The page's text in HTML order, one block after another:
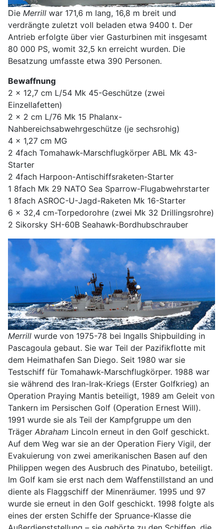
Die Merrill war 171,6 m lang, 16,8 m breit und
verdrängte zuletzt voll beladen etwa 9400 t. Der
Antrieb erfolgte über vier Gasturbinen mit insgesamt
80 000 PS, womit 32,5 kn erreicht wurden. Die
Besatzung umfasste etwa 390 Personen.
Bewaffnung
2 x 12,7 cm L/54 Mk 45-Geschütze (zwei
Einzellafetten)
2 x 2 cm L/76 Mk 15 Phalanx-
Nahbereichsabwehrgeschütze (je sechsrohig)
4 x 1,27 cm MG
2 4fach Tomahawk-Marschflugkörper ABL Mk 43-
Starter
2 4fach Harpoon-Antischiffsraketen-Starter
1 8fach Mk 29 NATO Sea Sparrow-Flugabwehrstarter
1 8fach ASROC-U-Jagd-Raketen Mk 16-Starter
6 x 32,4 cm-Torpedorohre (zwei Mk 32 Drillingsrohre)
2 Sikorsky SH-60B Seahawk-Bordhubschrauber
Merrill wurde von 1975-78 bei Ingalls Shipbuilding in
Pascagoula gebaut. Sie war Teil der Pazifikflotte mit
dem Heimathafen San Diego. Seit 1980 war sie
Testschiff für Tomahawk-Marschflugkörper. 1988 war
sie während des Iran-Irak-Kriegs (Erster Golfkrieg) an
Operation Praying Mantis beteiligt, 1989 am Geleit von
Tankern im Persischen Golf (Operation Ernest Will).
1991 wurde sie als Teil der Kampfgruppe um den
Träger Abraham Lincoln erneut in den Golf geschickt.
Auf dem Weg war sie an der Operation Fiery Vigil, der
Evakuierung von zwei amerikanischen Basen auf den
Philippen wegen des Ausbruch des Pinatubo, beteiligt.
Im Golf kam sie erst nach dem Waffenstillstand an und
diente als Flaggschiff der Minenräumer. 1995 und 97
wurde sie erneut in den Golf geschickt. 1998 folgte als
eines der ersten Schiffe der Spruance-Klasse die